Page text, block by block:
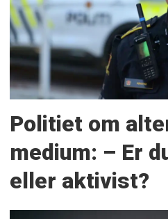
Politiet om
medium: – Er
eller aktivist?